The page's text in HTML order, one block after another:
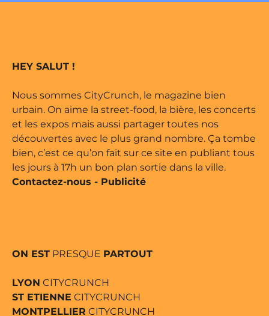
édité par Buena Onda Web •
HEY SALUT !
Nous sommes CityCrunch, le magazine bien
urbain. On aime la street-food, la bière, les concerts
et les expos mais aussi partager toutes nos
découvertes avec le plus grand nombre. Ça tombe
bien, c’est ce qu’on fait sur ce site en publiant tous
les jours à 17h un bon plan sortie dans la ville.
Contactez-nous - Publicité
ON EST PRESQUE PARTOUT
LYON CITYCRUNCH
ST ETIENNE CITYCRUNCH
MONTPELLIER CITYCRUNCH